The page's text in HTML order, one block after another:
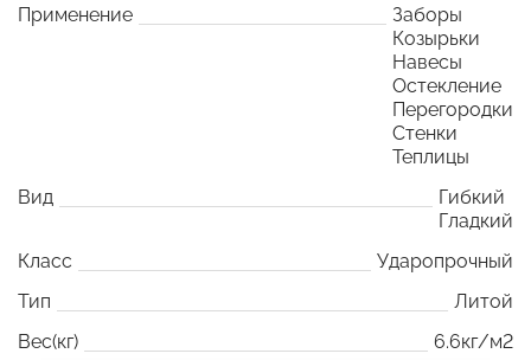
Применение
Заборы
Козырьки
Навесы
Остекление
Перегородки
Стенки
Теплицы
Вид
Гибкий
Гладкий
Класс
Ударопрочный
Тип
Литой
Вес(кг)
6.6кг/м2